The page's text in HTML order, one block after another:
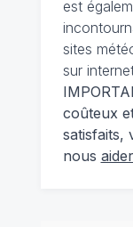
est
sites
sur
coûteux
satisfaits,
nous